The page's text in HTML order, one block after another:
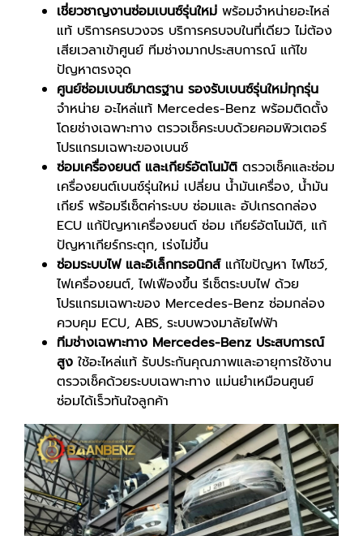
เชี่ยวชาญงานซ่อมเบนซ์รุ่นใหม่ พร้อมจำหน่ายอะไหล่
แท้ บริการครบวงจร บริการครบจบในที่เดียว ไม่ต้อง
เสียเวลาเข้าศูนย์ ทีมช่างมากประสบการณ์ แก้ไข
ปัญหาตรงจุด
ศูนย์ซ่อมเบนซ์มาตรฐาน รองรับเบนซ์รุ่นใหม่ทุกรุ่น
จำหน่าย อะไหล่แท้ Mercedes-Benz พร้อมติดตั้ง
โดยช่างเฉพาะทาง ตรวจเช็คระบบด้วยคอมพิวเตอร์
โปรแกรมเฉพาะของเบนซ์
ซ่อมเครื่องยนต์ และเกียร์อัตโนมัติ ตรวจเช็คและซ่อม
เครื่องยนต์เบนซ์รุ่นใหม่ เปลี่ยน น้ำมันเครื่อง, น้ำมัน
เกียร์ พร้อมรีเซ็ตค่าระบบ ซ่อมและ อัปเกรดกล่อง
ECU แก้ปัญหาเครื่องยนต์ ซ่อม เกียร์อัตโนมัติ, แก้
ปัญหาเกียร์กระตุก, เร่งไม่ขึ้น
ซ่อมระบบไฟ และอิเล็กทรอนิกส์แก้ไขปัญหา ไฟโชว์,
ไฟเครื่องยนต์, ไฟเฟืองขึ้น รีเซ็ตระบบไฟ ด้วย
โปรแกรมเฉพาะของ Mercedes-Benz ซ่อมกล่อง
ควบคุม ECU, ABS, ระบบพวงมาลัยไฟฟ้า
ทีมช่างเฉพาะทาง Mercedes-Benz ประสบการณ์
สูง ใช้อะไหล่แท้ รับประกันคุณภาพและอายุการใช้งาน
ตรวจเช็คด้วยระบบเฉพาะทาง แม่นยำเหมือนศูนย์
ซ่อมได้เร็วทันใจลูกค้า